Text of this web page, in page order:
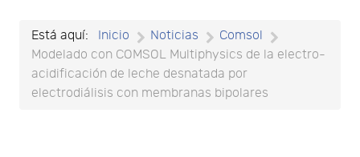
Está aquí: Inicio Noticias
Comsol
Modelado con COMSOL Multiphysics de la electro-
acidificación de leche desnatada por
electrodiálisis con membranas bipolares